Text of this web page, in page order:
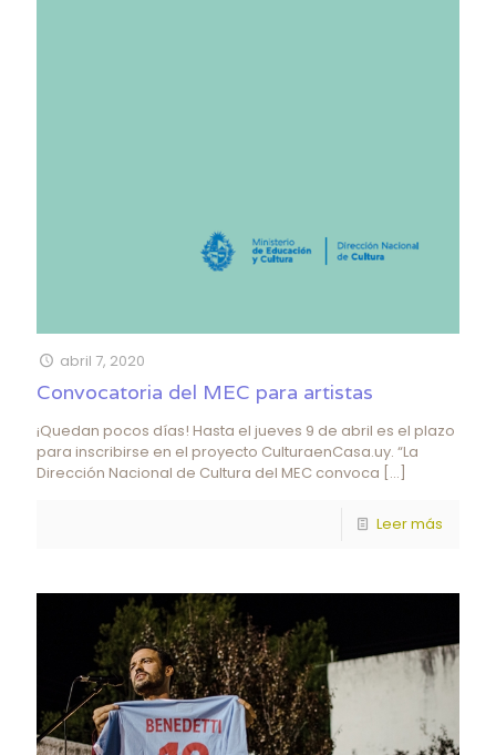
abril 7, 2020
Convocatoria del MEC para artistas
¡Quedan pocos días! Hasta el jueves 9 de abril es el plazo
para inscribirse en el proyecto CulturaenCasa.uy. “La
Dirección Nacional de Cultura del MEC convoca […]
Leer más